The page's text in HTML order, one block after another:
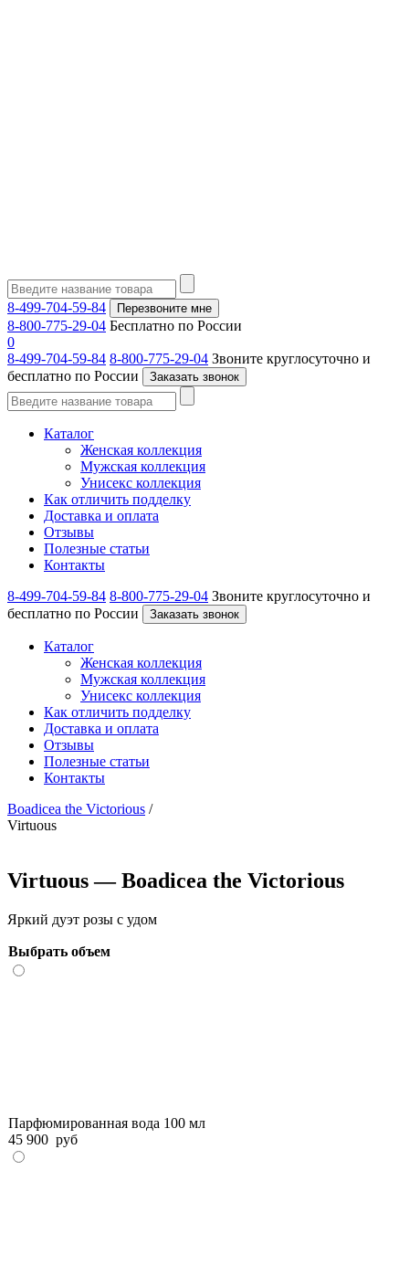
8-499-704-59-84 Перезвоните мне
8-800-775-29-04 Бесплатно по России
0
8-499-704-59-84 8-800-775-29-04 Звоните круглосуточно и
бесплатно по России
Заказать звонок
Каталог
Женская коллекция
Мужская коллекция
Унисекс коллекция
Как отличить подделку
Доставка и оплата
Отзывы
Полезные статьи
Контакты
8-499-704-59-84 8-800-775-29-04 Звоните круглосуточно и
бесплатно по России
Заказать звонок
Каталог
Женская коллекция
Мужская коллекция
Унисекс коллекция
Как отличить подделку
Доставка и оплата
Отзывы
Полезные статьи
Контакты
Boadicea the Victorious /
Virtuous
Virtuous — Boadicea the Victorious
Яркий дуэт розы с удом
Выбрать объем
Парфюмированная вода 100 мл
45 900 руб